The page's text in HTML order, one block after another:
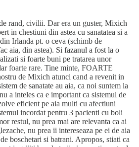
rand, civilii. Dar era un guster, Mixich
in chestiuni din astea cu sanatatea si a
Irlanda pt. o ceva (schimb de
aia, din astea). Si fazanul a fost la o
si foarte buni pe tratarea unor
foarte rare. Tine minte, FOARTE
de Mixich atunci cand a revenit in
de sanatate au aia, ca noi suntem la
a inteles ca e important ca sistemul de
eficient pe aia multi cu afectiuni
incordat pentru 3 pacienti cu boli
restul, nu prea mai are relevanta ca ai
nu prea ii intereseaza pe ei de aia
boschetari si batrani. Apropos, stiati ca